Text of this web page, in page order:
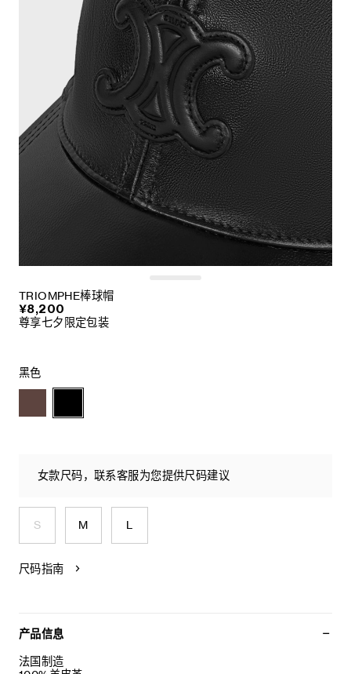
TRIOMPHE棒球帽
¥8,200
尊享七夕限定包装
黑色
女款尺码，联系客服为您提供尺码建议
S M L
尺码指南
产品信息
法国制造